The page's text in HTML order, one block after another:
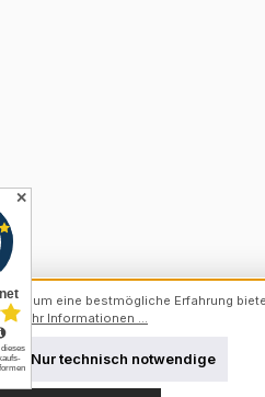
✕
um eine bestmögliche Erfahrung
Mehr Informationen ...
Nur technisch notwendige